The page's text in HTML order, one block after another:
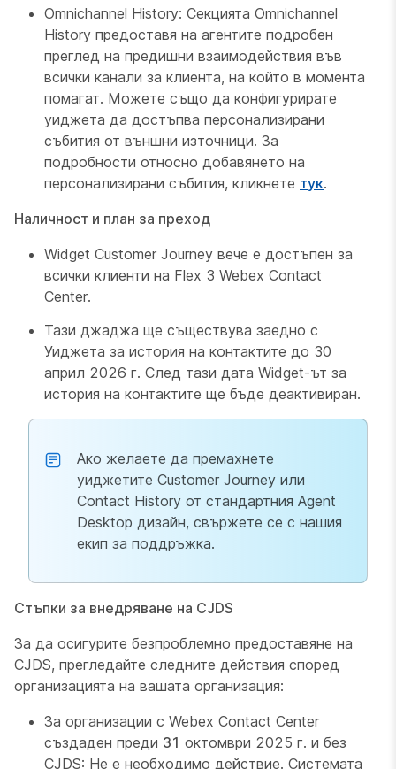
Omnichannel History: Секцията Omnichannel
History предоставя на агентите подробен
преглед на предишни взаимодействия във
всички канали за клиента, на който в момента
помагат. Можете също да конфигурирате
уиджета да достъпва персонализирани
събития от външни източници. За
подробности относно добавянето на
персонализирани събития, кликнете тук.
Наличност и план за преход
Widget Customer Journey вече е достъпен за
всички клиенти на Flex 3 Webex Contact
Center.
Тази джаджа ще съществува заедно с
Уиджета за история на контактите до 30
април 2026 г. След тази дата Widget-ът за
история на контактите ще бъде деактивиран.
Ако желаете да премахнете
уиджетите Customer Journey или
Contact History от стандартния Agent
Desktop дизайн, свържете се с нашия
екип за поддръжка.
Стъпки за внедряване на CJDS
За да осигурите безпроблемно предоставяне на
CJDS, прегледайте следните действия според
организацията на вашата организация:
За организации с Webex Contact Center
създаден преди 31 октомври 2025 г. и без
CJDS: Не е необходимо действие. Системата